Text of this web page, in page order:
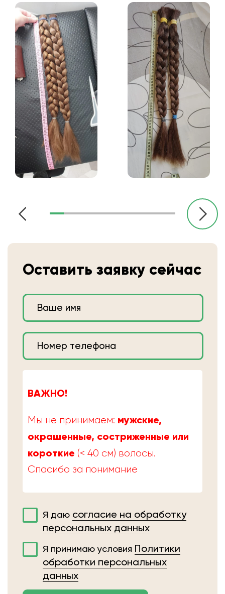
Оставить заявку сейчас
ВАЖНО!
Мы не принимаем: мужские,
окрашенные, состриженные или
короткие (< 40 см) волосы.
Спасибо за понимание
Я даю согласие на обработку
персональных данных
Я принимаю условия Политики
обработки персональных
данных